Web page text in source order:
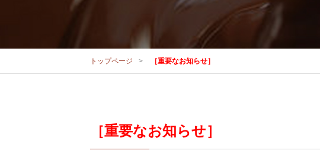
トップページ ［重要なお知らせ］
［重要なお知らせ］